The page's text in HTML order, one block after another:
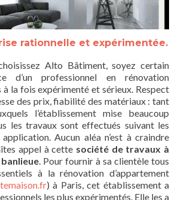
rationnelle et expérimentée.
Alto Bâtiment, soyez certain
d’un professionnel en rénovation
à la fois expérimenté et sérieux. Respect
des prix, fiabilité des matériaux : tant
l’établissement mise beaucoup
les travaux sont effectués suivant les
Aucun aléa n’est à craindre
appel à cette société de travaux à
. Pour fournir à sa clientèle tous
à la rénovation d’appartement
) à Paris, cet établissement a
les plus expérimentés. Elle les a